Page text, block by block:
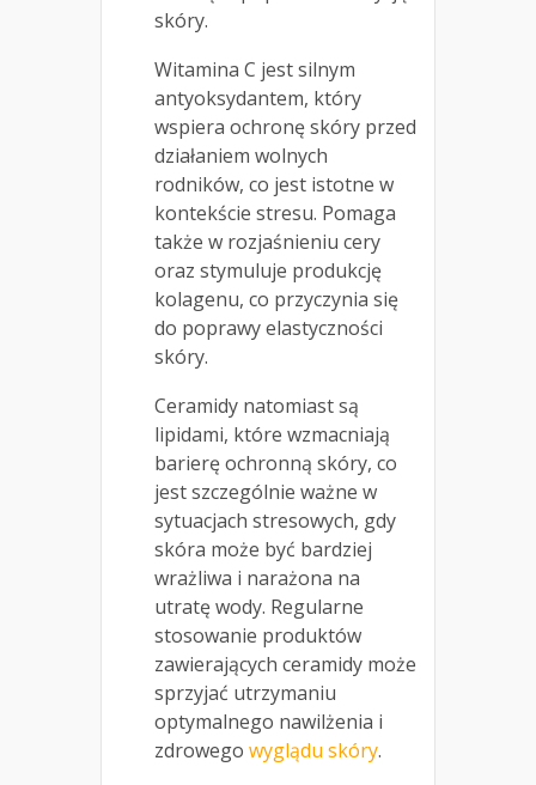
skóry.
Witamina C jest silnym
antyoksydantem, który
wspiera ochronę skóry przed
działaniem wolnych
rodników, co jest istotne w
kontekście stresu. Pomaga
także w rozjaśnieniu cery
oraz stymuluje produkcję
kolagenu, co przyczynia się
do poprawy elastyczności
skóry.
Ceramidy natomiast są
lipidami, które wzmacniają
barierę ochronną skóry, co
jest szczególnie ważne w
sytuacjach stresowych, gdy
skóra może być bardziej
wrażliwa i narażona na
utratę wody. Regularne
stosowanie produktów
zawierających ceramidy może
sprzyjać utrzymaniu
optymalnego nawilżenia i
zdrowego wyglądu skóry.